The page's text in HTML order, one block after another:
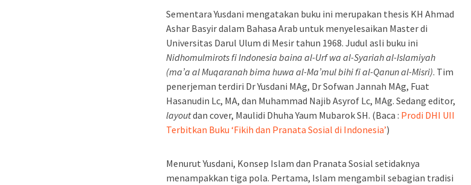
Sementara Yusdani mengatakan buku ini merupakan thesis KH Ahmad
Ashar Basyir dalam Bahasa Arab untuk menyelesaikan Master di
Universitas Darul Ulum di Mesir tahun 1968. Judul asli buku ini
Nidhomulmirots fi Indonesia baina al-Urf wa al-Syariah al-Islamiyah
(ma’a al Muqaranah bima huwa al-Ma’mul bihi fi al-Qanun al-Misri). Tim
penerjeman terdiri Dr Yusdani MAg, Dr Sofwan Jannah MAg, Fuat
Hasanudin Lc, MA, dan Muhammad Najib Asyrof Lc, MAg. Sedang editor,
layoutdan cover, Maulidi Dhuha Yaum Mubarok SH. (Baca : Prodi DHI UII
Terbitkan Buku ‘Fikih dan Pranata Sosial di Indonesia’)
Menurut Yusdani, Konsep Islam dan Pranata Sosial setidaknya
menampakkan tiga pola. Pertama, Islam mengambil sebagian tradisi